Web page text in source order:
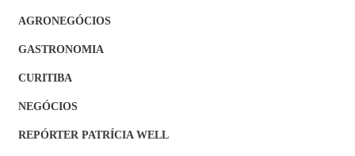
AGRONEGÓCIOS
GASTRONOMIA
CURITIBA
NEGÓCIOS
REPÓRTER PATRÍCIA WELL